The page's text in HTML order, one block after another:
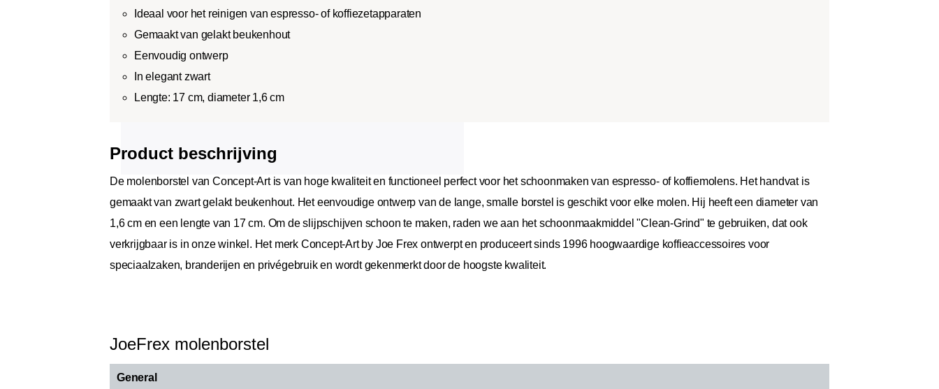
Ideaal voor het reinigen van espresso- of koffiezetapparaten
Gemaakt van gelakt beukenhout
Eenvoudig ontwerp
In elegant zwart
Lengte: 17 cm, diameter 1,6 cm
Product beschrijving
De molenborstel van Concept-Art is van hoge kwaliteit en functioneel perfect voor het schoonmaken van espresso- of koffiemolens. Het handvat is
gemaakt van zwart gelakt beukenhout. Het eenvoudige ontwerp van de lange, smalle borstel is geschikt voor elke molen. Hij heeft een diameter van
1,6 cm en een lengte van 17 cm. Om de slijpschijven schoon te maken, raden we aan het schoonmaakmiddel "Clean-Grind" te gebruiken, dat ook
verkrijgbaar is in onze winkel. Het merk Concept-Art by Joe Frex ontwerpt en produceert sinds 1996 hoogwaardige koffieaccessoires voor
speciaalzaken, branderijen en privégebruik en wordt gekenmerkt door de hoogste kwaliteit.
JoeFrex molenborstel
General